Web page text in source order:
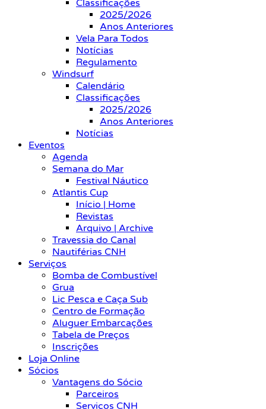
Classificações
2025/2026
Anos Anteriores
Vela Para Todos
Notícias
Regulamento
Windsurf
Calendário
Classificações
2025/2026
Anos Anteriores
Notícias
Eventos
Agenda
Semana do Mar
Festival Náutico
Atlantis Cup
Início | Home
Revistas
Arquivo | Archive
Travessia do Canal
Nautiférias CNH
Serviços
Bomba de Combustível
Grua
Lic Pesca e Caça Sub
Centro de Formação
Aluguer Embarcações
Tabela de Preços
Inscrições
Loja Online
Sócios
Vantagens do Sócio
Parceiros
Serviços CNH